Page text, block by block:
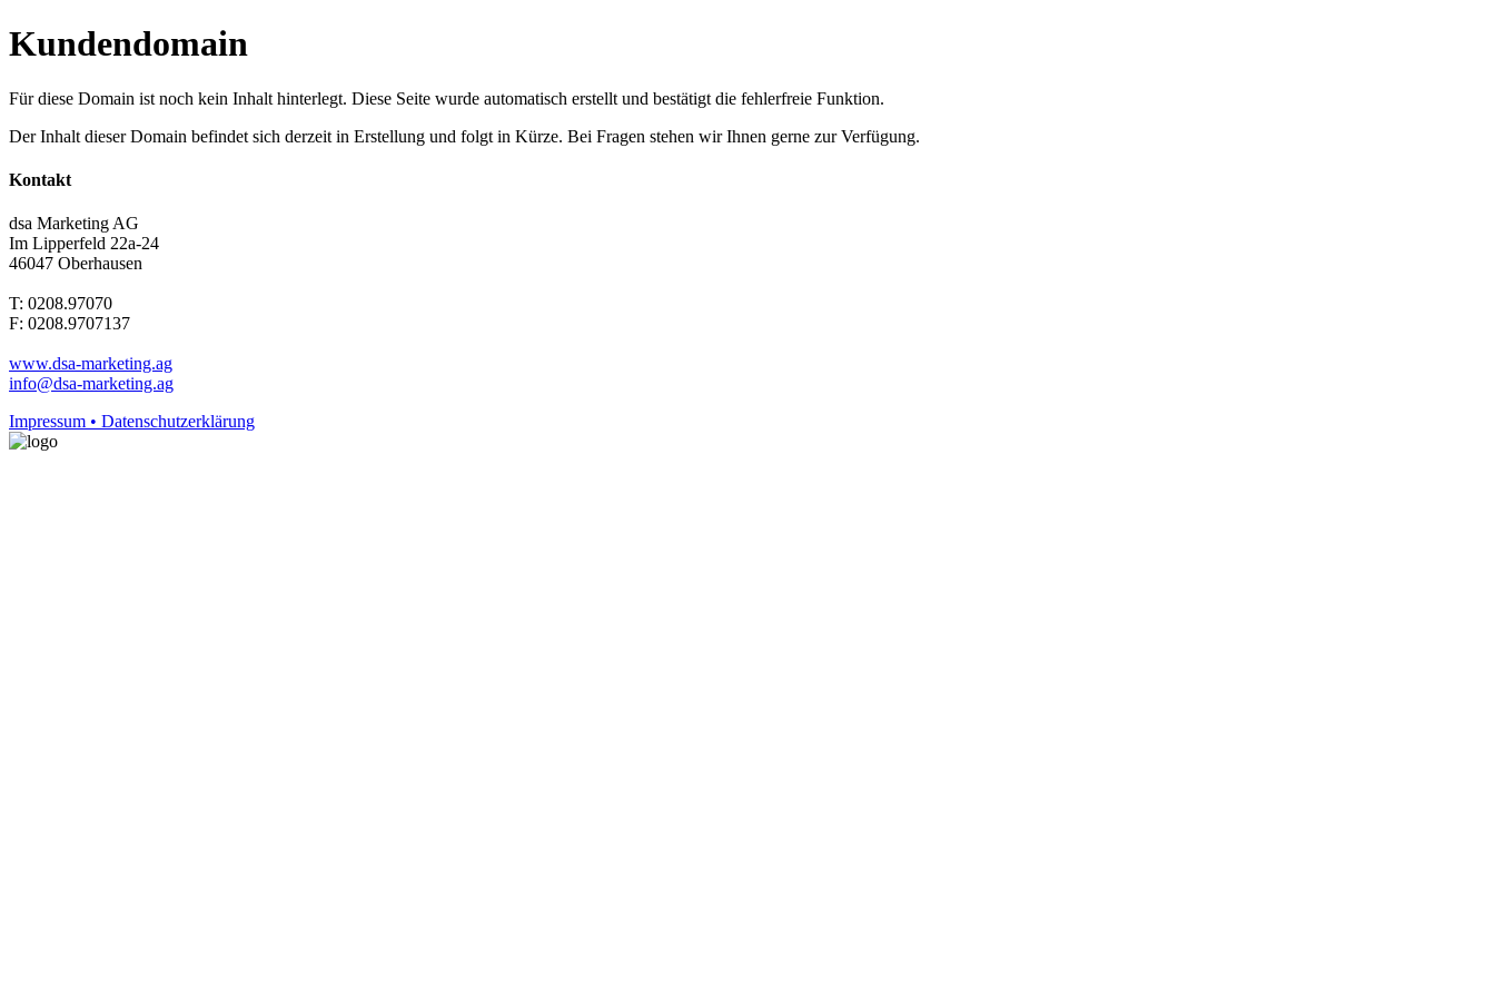
Kundendomain
Für diese Domain ist noch kein Inhalt hinterlegt. Diese Seite wurde automatisch erstellt und bestätigt die fehlerfreie Funktion.
Der Inhalt dieser Domain befindet sich derzeit in Erstellung und folgt in Kürze. Bei Fragen stehen wir Ihnen gerne zur Verfügung.
Kontakt
dsa Marketing AG
Im Lipperfeld 22a-24
46047 Oberhausen
T: 0208.97070
F: 0208.9707137
www.dsa-marketing.ag
info@dsa-marketing.ag
Impressum • Datenschutzerklärung